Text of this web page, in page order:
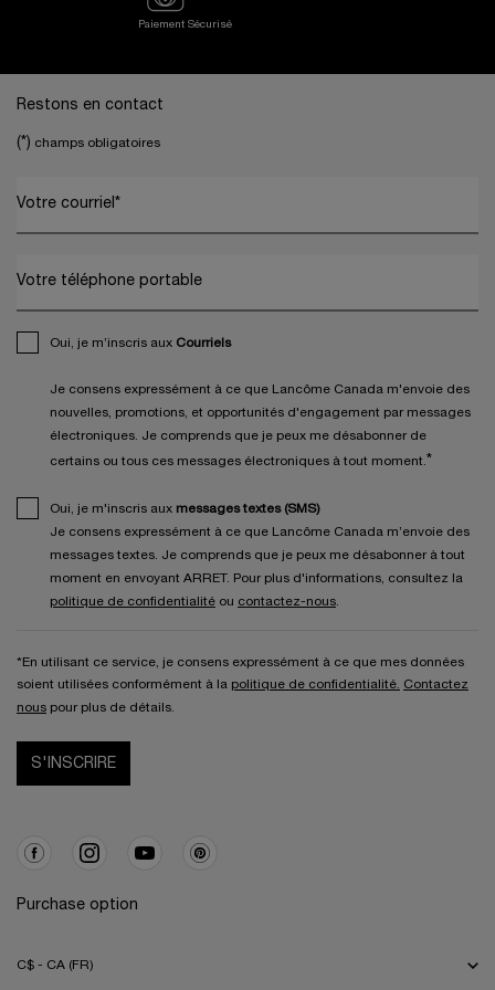
Paiement Sécurisé
Restons en contact
(*) champs obligatoires
Votre courriel *
Votre téléphone portable
Oui, je m’inscris aux Courriels
Je consens expressément à ce que Lancôme Canada m'envoie des
nouvelles, promotions, et opportunités d'engagement par messages
électroniques. Je comprends que je peux me désabonner de
certains ou tous ces messages électroniques à tout moment. *
Oui, je m'inscris aux messages textes (SMS)
Je consens expressément à ce que Lancôme Canada m’envoie des
messages textes. Je comprends que je peux me désabonner à tout
moment en envoyant ARRET. Pour plus d'informations, consultez la
politique de confidentialité ou contactez-nous
*En utilisant ce service, je consens expressément à ce que mes données
soient utilisées conformément à la politique de confidentialité.
Contactez
nous pour plus de détails.
S'INSCRIRE
Purchase option
C$ - CA (FR)